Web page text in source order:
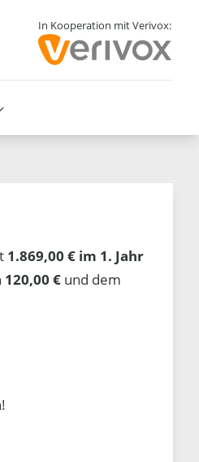
In Kooperation mit Verivox:
1.869,00 € im 1. Jahr
120,00 € und dem